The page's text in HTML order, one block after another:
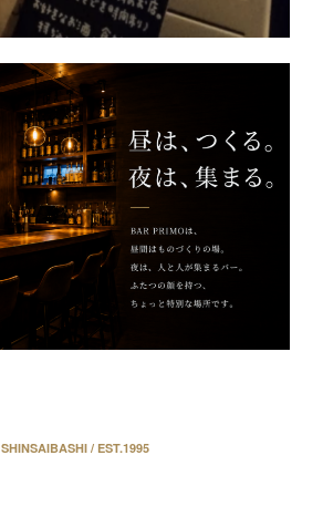
SHINSAIBASHI / EST.1995